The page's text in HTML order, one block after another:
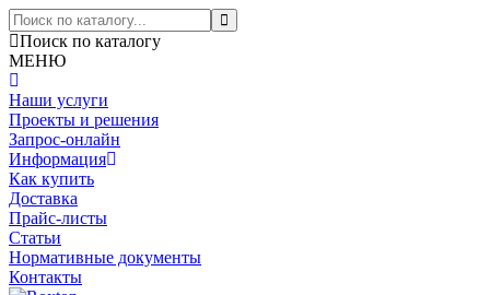
Поиск по каталогу
МЕНЮ
Наши услуги
Проекты и решения
Запрос-онлайн
Информация
Как купить
Доставка
Прайс-листы
Статьи
Нормативные документы
Контакты